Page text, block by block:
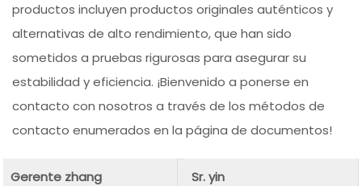
productos incluyen productos originales auténticos y
alternativas de alto rendimiento, que han sido
sometidos a pruebas rigurosas para asegurar su
estabilidad y eficiencia. ¡Bienvenido a ponerse en
contacto con nosotros a través de los métodos de
contacto enumerados en la página de documentos!
Gerente zhang
Sr. yin